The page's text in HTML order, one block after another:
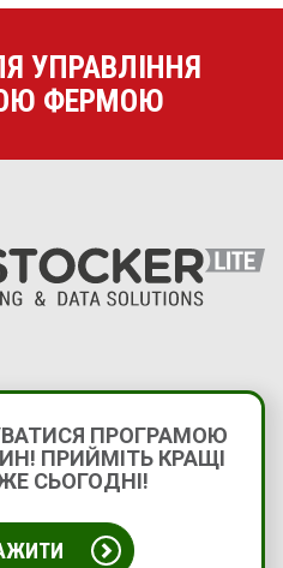
УПРАВЛІННЯ
ФЕРМОЮ
ПРОГРАМОЮ
ПРИЙМІТЬ КРАЩІ
СЬОГОДНІ!